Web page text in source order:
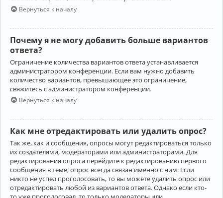
Вернуться к началу
Почему я не могу добавить больше вариантов
ответа?
Ограничение количества вариантов ответа устанавливается
администратором конференции. Если вам нужно добавить
количество вариантов, превышающее это ограничение,
свяжитесь с администратором конференции.
Вернуться к началу
Как мне отредактировать или удалить опрос?
Так же, как и сообщения, опросы могут редактироваться только
их создателями, модераторами или администраторами. Для
редактирования опроса перейдите к редактированию первого
сообщения в теме; опрос всегда связан именно с ним. Если
никто не успел проголосовать, то вы можете удалить опрос или
отредактировать любой из вариантов ответа. Однако если кто-